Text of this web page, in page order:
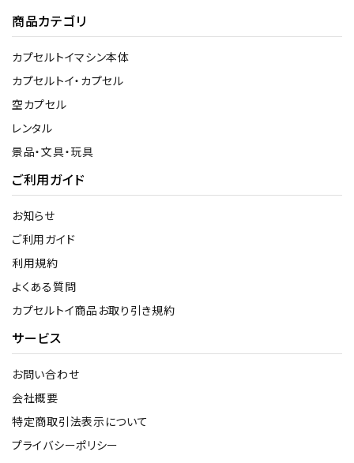
06-6282-7659
商品カテゴリ
カプセルトイマシン本体
カプセルトイ・カプセル
空カプセル
レンタル
景品・文具・玩具
ご利用ガイド
お知らせ
ご利用ガイド
利用規約
よくある質問
カプセルトイ商品お取り引き規約
サービス
お問い合わせ
会社概要
特定商取引法表示について
プライバシーポリシー